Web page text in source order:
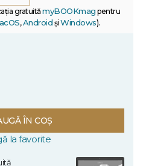
gratuitămyBOOKmag pentru
,Android și Windows).
ÎN COȘ
la favorite